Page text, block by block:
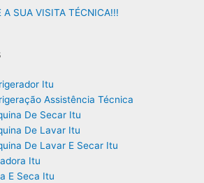
A SUA VISITA TÉCNICA!!!
Itu
Assistência Técnica
De Secar Itu
De Lavar Itu
De Lavar E Secar Itu
Itu
E Seca Itu